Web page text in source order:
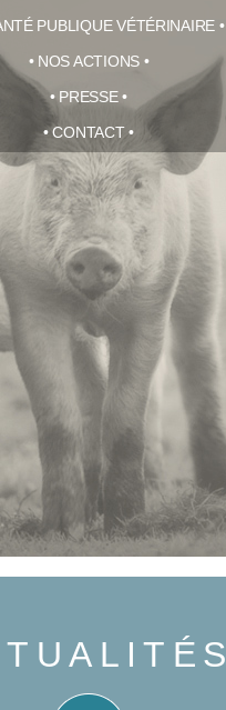
PUBLIQUE VÉTÉRINAIRE
NOS ACTIONS
PRESSE
CONTACT